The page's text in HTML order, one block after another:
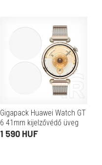
Gigapack Huawei Watch GT
6 41mm kijelzővédő üveg
2db (2.5d, 9h) átlátszó
1 590 HUF